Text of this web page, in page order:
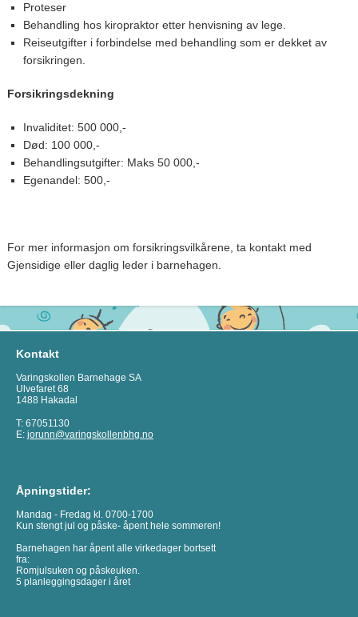
Proteser
Behandling hos kiropraktor etter henvisning av lege.
Reiseutgifter i forbindelse med behandling som er dekket av
forsikringen.
Forsikringsdekning
Invaliditet: 500 000,-
Død: 100 000,-
Behandlingsutgifter: Maks 50 000,-
Egenandel: 500,-
For mer informasjon om forsikringsvilkårene, ta kontakt med
Gjensidige eller daglig leder i barnehagen.
Kontakt
Varingskollen Barnehage SA
Ulvefaret 68
1488 Hakadal
T: 67051130
E: jorunn@varingskollenbhg.no
Åpningstider:
Mandag - Fredag kl. 0700-1700
Kun stengt jul og påske- åpent hele sommeren!
Barnehagen har åpent alle virkedager bortsett
fra:
Romjulsuken og påskeuken.
5 planleggingsdager i året